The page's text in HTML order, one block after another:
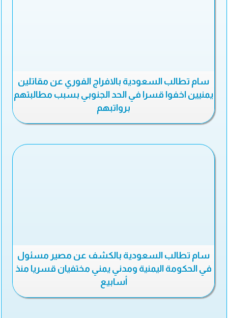
سام تطالب السعودية بالافراج الفوري عن مقاتلين
يمنيين اخفوا قسرا في الحد الجنوبي بسبب مطالبتهم
برواتبهم
سام تطالب السعودية بالكشف عن مصير مسئول
في الحكومة اليمنية ومدني يمني مختفيان قسريا منذ
أسابيع